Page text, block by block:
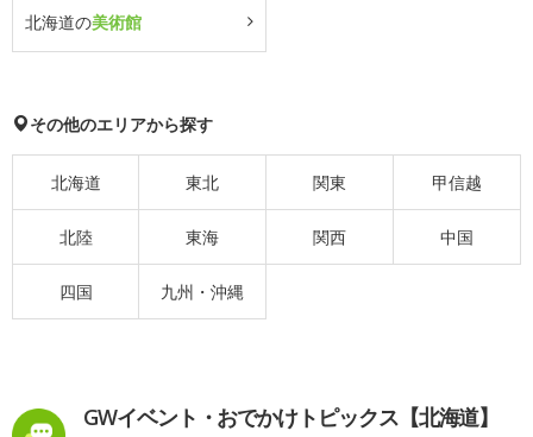
北海道の美術館
その他のエリアから探す
北海道 東北 関東 甲信越
北陸 東海 関西 中国
四国 九州・沖縄
GWイベント・おでかけトピックス【北海道】